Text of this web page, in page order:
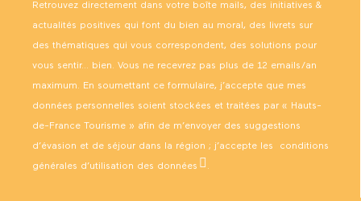
Retrouvez directement dans votre boîte mails, des initiatives &
actualités positives qui font du bien au moral, des livrets sur
des thématiques qui vous correspondent, des solutions pour
vous sentir… bien. Vous ne recevrez pas plus de 12 emails/an
maximum. En soumettant ce formulaire, j’accepte que mes
données personnelles soient stockées et traitées par « Hauts-
de-France Tourisme » afin de m’envoyer des suggestions
d’évasion et de séjour dans la région ; j’accepte les conditions
générales d’utilisation des données .